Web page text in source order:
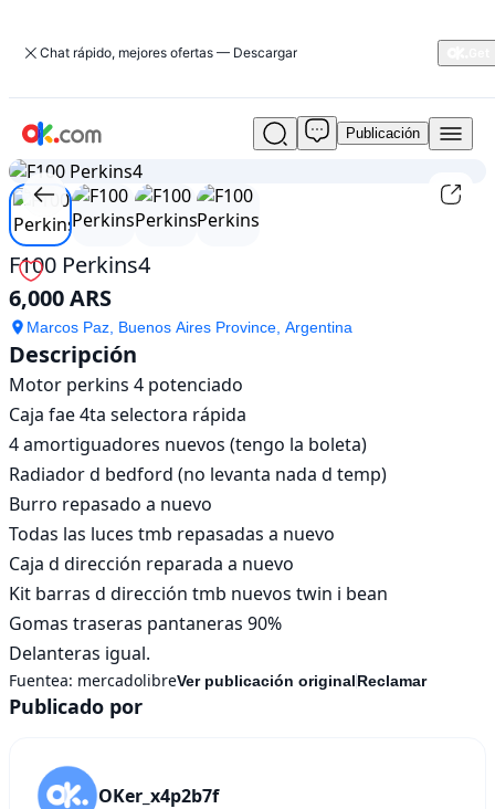
Chat rápido, mejores ofertas — Descargar
Usado
F100
Perkins4
En
venta
6,000
ARS
Publicación
1/4
F100 Perkins4
6,000 ARS
Marcos Paz, Buenos Aires Province, Argentina
Descripción
Motor perkins 4 potenciado
Caja fae 4ta selectora rápida
4 amortiguadores nuevos (tengo la boleta)
Radiador d bedford (no levanta nada d temp)
Burro repasado a nuevo
Todas las luces tmb repasadas a nuevo
Caja d dirección reparada a nuevo
Kit barras d dirección tmb nuevos twin i bean
Gomas traseras pantaneras 90%
Delanteras igual.
Fuentea: mercadolibreVer publicación originalReclamar
Publicado por
OKer_x4p2b7f